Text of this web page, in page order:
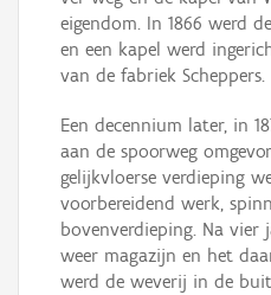
eigendom. In 1866 werd
en een kapel werd
van de fabriek Scheppers.
Een decennium later, in
aan de spoorweg
gelijkvloerse verdieping
voorbereidend werk,
bovenverdieping. Na vier
weer magazijn en het
werd de weverij in de